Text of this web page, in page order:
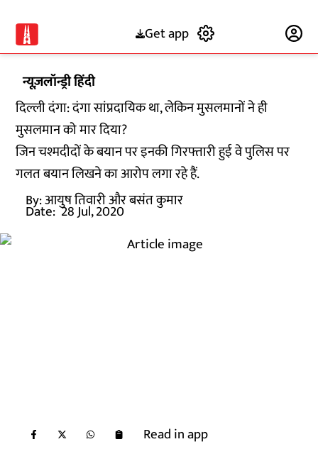
Get app
न्यूज़लॉन्ड्री हिंदी
दिल्ली दंगा: दंगा सांप्रदायिक था, लेकिन मुसलमानों ने ही
मुसलमान को मार दिया?
जिन चश्मदीदों के बयान पर इनकी गिरफ्तारी हुई वे पुलिस पर
गलत बयान लिखने का आरोप लगा रहे हैं.
By:आयुष तिवारी और बसंत कुमार
Date: 28 Jul, 2020
Read in app